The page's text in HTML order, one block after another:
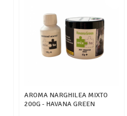
AROMA NARGHILEA MIXTO
200G - HAVANA GREEN